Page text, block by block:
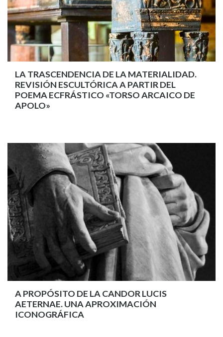
LA TRASCENDENCIA DE LA MATERIALIDAD.
REVISIÓN ESCULTÓRICA A PARTIR DEL
POEMA ECFRÁSTICO «TORSO ARCAICO DE
APOLO»
A PROPÓSITO DE LA CANDOR LUCIS
AETERNAE. UNA APROXIMACIÓN
ICONOGRÁFICA